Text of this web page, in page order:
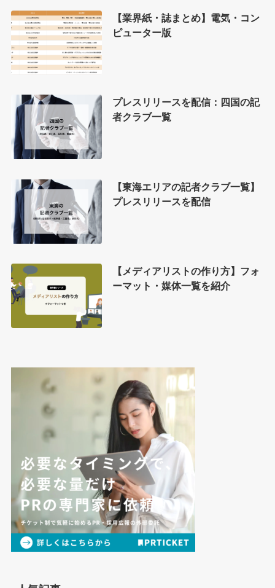
【業界紙・誌まとめ】電気・コン
ピューター版
プレスリリースを配信：四国の記
者クラブ一覧
【東海エリアの記者クラブ一覧】
プレスリリースを配信
【メディアリストの作り方】フォ
ーマット・媒体一覧を紹介